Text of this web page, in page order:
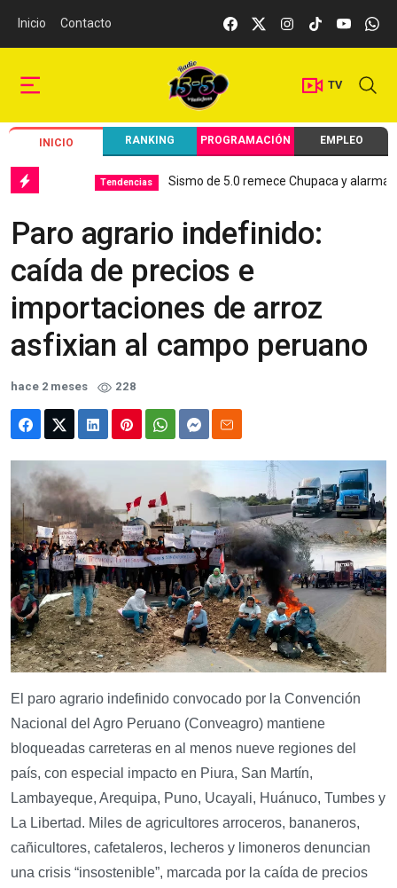
Inicio Contacto
TV
INICIO RANKING PROGRAMACIÓN EMPLEO
Tendencias Sismo de 5.0 remece Chupaca y alarma a Junín
Paro agrario indefinido:
caída de precios e
importaciones de arroz
asfixian al campo peruano
hace 2 meses 228
El paro agrario indefinido convocado por la Convención
Nacional del Agro Peruano (Conveagro) mantiene
bloqueadas carreteras en al menos nueve regiones del
país, con especial impacto en Piura, San Martín,
Lambayeque, Arequipa, Puno, Ucayali, Huánuco, Tumbes y
La Libertad. Miles de agricultores arroceros, bananeros,
cañicultores, cafetaleros, lecheros y limoneros denuncian
una crisis “insostenible”, marcada por la caída de precios